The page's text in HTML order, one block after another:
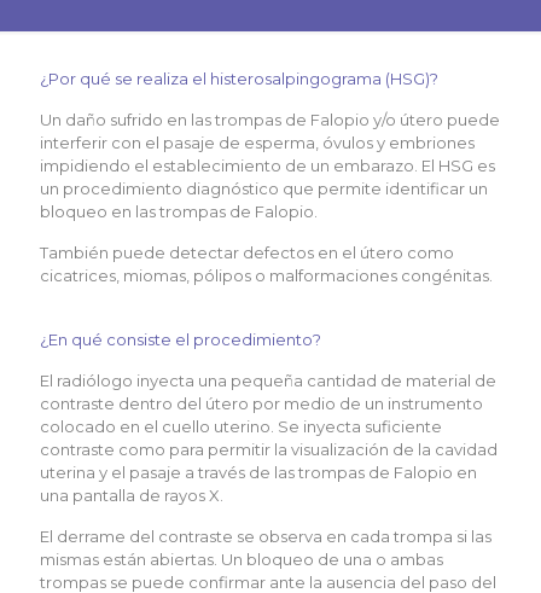
¿Por qué se realiza el histerosalpingograma (HSG)?
Un daño sufrido en las trompas de Falopio y/o útero puede
interferir con el pasaje de esperma, óvulos y embriones
impidiendo el establecimiento de un embarazo. El HSG es
un procedimiento diagnóstico que permite identificar un
bloqueo en las trompas de Falopio.
También puede detectar defectos en el útero como
cicatrices, miomas, pólipos o malformaciones congénitas.
¿En qué consiste el procedimiento?
El radiólogo inyecta una pequeña cantidad de material de
contraste dentro del útero por medio de un instrumento
colocado en el cuello uterino. Se inyecta suficiente
contraste como para permitir la visualización de la cavidad
uterina y el pasaje a través de las trompas de Falopio en
una pantalla de rayos X.
El derrame del contraste se observa en cada trompa si las
mismas están abiertas. Un bloqueo de una o ambas
trompas se puede confirmar ante la ausencia del paso del